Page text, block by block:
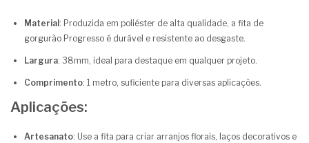
Material : Produzida em poliéster de alta qualidade, a fita de
gorgurão Progresso é durável e resistente ao desgaste.
Largura: 38mm, ideal para destaque em qualquer projeto.
Comprimento: 1 metro, suficiente para diversas aplicações.
Aplicações:
Artesanato: Use a fita para criar arranjos florais, laços decorativos e